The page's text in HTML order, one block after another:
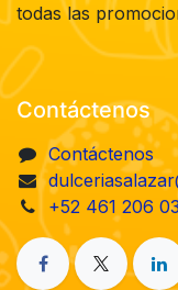
todas las
Contáctenos
Contáctenos
+52 461 206